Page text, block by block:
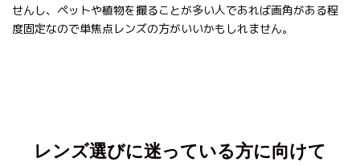
せんし、ペットや植物を撮ることが多い人であれば画角がある程
度固定なので単焦点レンズの方がいいかもしれません。
レンズ選びに迷っている方に向けて